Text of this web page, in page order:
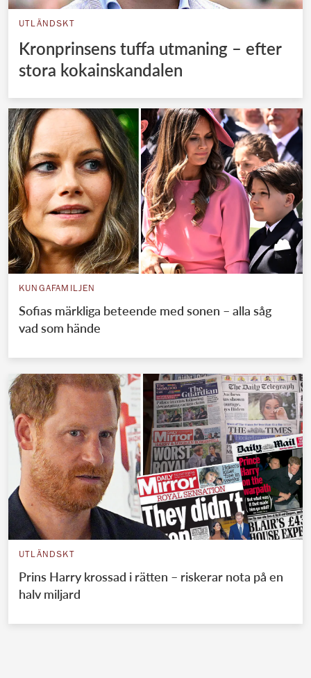
UTLÄNDSKT
Kronprinsens tuffa utmaning – efter
stora kokainskandalen
KUNGAFAMILJEN
Sofias märkliga beteende med sonen – alla såg
vad som hände
UTLÄNDSKT
Prins Harry krossad i rätten – riskerar nota på en
halv miljard